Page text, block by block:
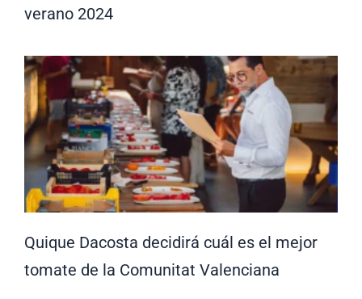
verano 2024
Quique Dacosta decidirá cuál es el mejor
tomate de la Comunitat Valenciana